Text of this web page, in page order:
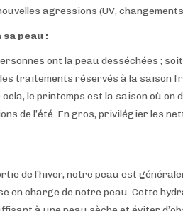
agressions (UV,
peau :
ont la peau desséchées ;
traitements réservés à la saison
cela, le printemps est la saison où
de l’été. En gros, privilégier les
de l’hiver, notre peau est
en charge de notre peau. Cette